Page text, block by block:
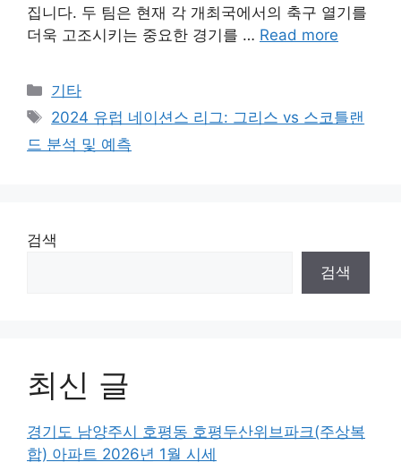
집니다. 두 팀은 현재 각 개최국에서의 축구 열기를
더욱 고조시키는 중요한 경기를 … Read more
Categories
기타
Tags
2024 유럽 네이션스 리그: 그리스 vs 스코틀랜
드 분석 및 예측
검색
검색
최신 글
경기도 남양주시 호평동 호평두산위브파크(주상복
합) 아파트 2026년 1월 시세